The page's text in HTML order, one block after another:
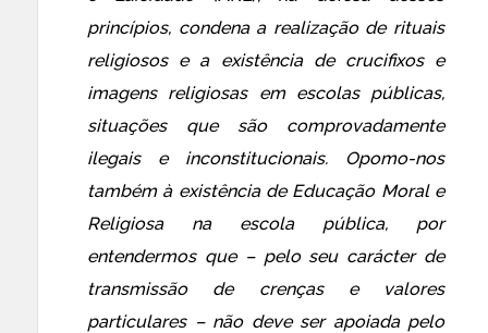
princípios, condena a realização de rituais
religiosos e a existência de crucifixos e
imagens religiosas em escolas públicas,
situações que são comprovadamente
ilegais e inconstitucionais. Opomo-nos
também à existência de Educação Moral e
Religiosa na escola pública, por
entendermos que –pelo seu carácter de
transmissão de crenças e valores
particulares – não deve ser apoiada pelo